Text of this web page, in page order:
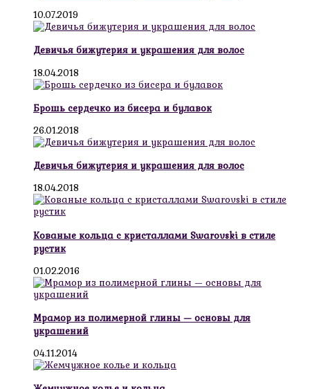
10.07.2019
Девичья бижутерия и украшения для волос
18.04.2018
Брошь сердечко из бисера и булавок
26.01.2018
Девичья бижутерия и украшения для волос
18.04.2018
Кованые кольца с кристаллами Swarovski в стиле
рустик
01.02.2016
Мрамор из полимерной глины — основы для
украшений
04.11.2014